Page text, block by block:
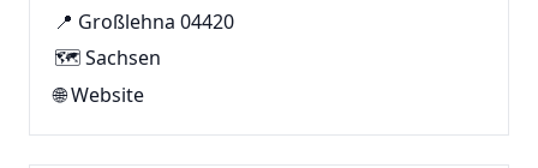
📍 Großlehna 04420
🗺️ Sachsen
🌐Website